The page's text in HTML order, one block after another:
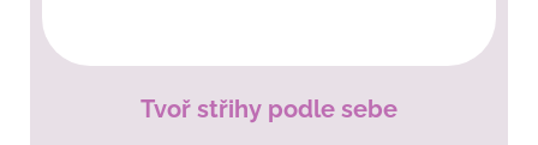
Tvoř střihy podle sebe